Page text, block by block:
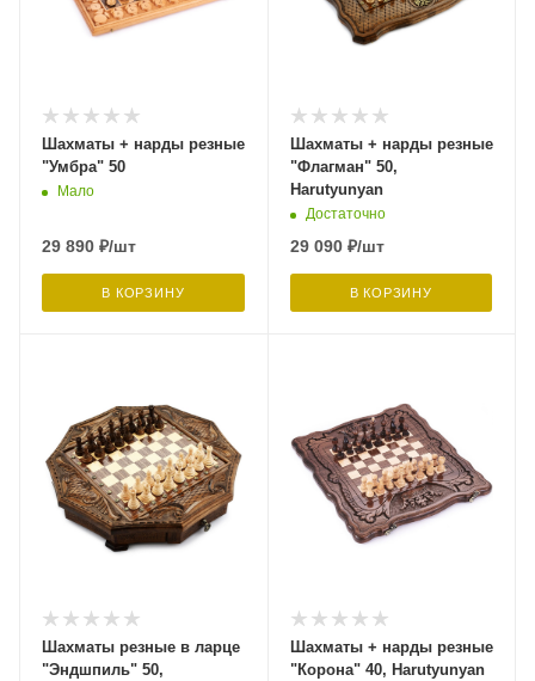
Шахматы + нарды резные
"Умбра" 50
Мало
29 890 ₽/шт
В КОРЗИНУ
Шахматы + нарды резные
"Флагман" 50,
Harutyunyan
Достаточно
29 090₽/шт
В КОРЗИНУ
Шахматы резные в ларце
"Эндшпиль" 50,
Шахматы + нарды резные
"Корона" 40, Harutyunyan